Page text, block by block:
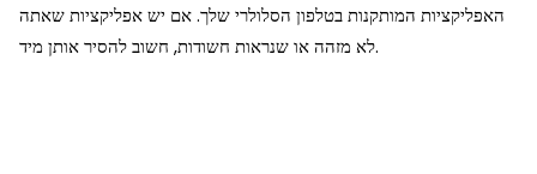
האפליקציות המותקנות בטלפון הסלולרי שלך. אם יש אפליקציות שאתה
לא מזהה או שנראות חשודות, חשוב להסיר אותן מיד.